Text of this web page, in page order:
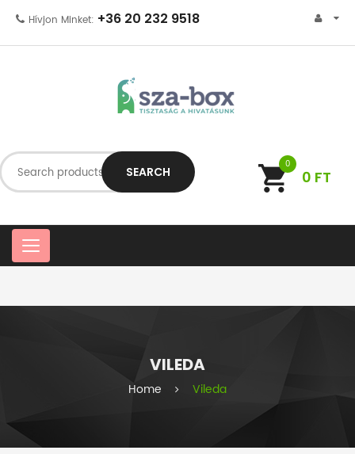
Hívjon Minket: +36 20 232 9518
SEARCH 0
0 FT
C
a
VILEDA
Home Vileda